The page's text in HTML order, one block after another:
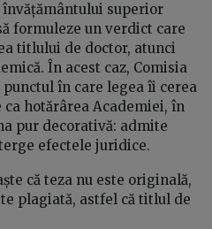
învățământului superior
formuleze un verdict care
titlului de doctor, atunci
În acest caz, Comisia
în care legea îi cerea
ca hotărârea Academiei, în
pur decorativă: admite
efectele juridice.
că teza nu este originală,
plagiată, astfel că titlul de